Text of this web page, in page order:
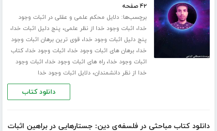
۴۲ صفحه
برچسب‌ها:دلایل محکم علمی و عقلی در اثبات وجود
خدا، اثبات وجود خدا از نظر علمی، پنج دلیل اثبات خدا،
پنج دلیل اثبات وجود خدا، قوی ترین برهان اثبات وجود
خدا،برهان های اثبات وجود خدا، اثبات وجود خدا،کتاب
اثبات وجود خدا،راه های اثبات وجود خدا، اثبات وجود
خدا از نظر دانشمندان،دلایل اثبات وجود خدا
دانلود کتاب
دانلود کتاب مباحثی در فلسفه‌ی دین: جستارهایی در براهین اثبات